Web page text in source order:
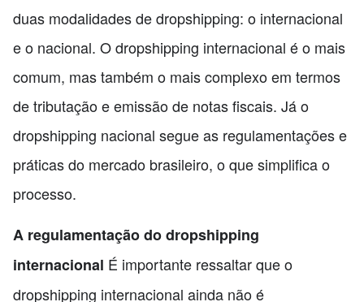
duas modalidades de dropshipping: o internacional
e o nacional. O dropshipping internacional é o mais
comum, mas também o mais complexo em termos
de tributação e emissão de notas fiscais. Já o
dropshipping nacional segue as regulamentações e
práticas do mercado brasileiro, o que simplifica o
processo.
A regulamentação do dropshipping
internacional É importante ressaltar que o
dropshipping internacional ainda não é